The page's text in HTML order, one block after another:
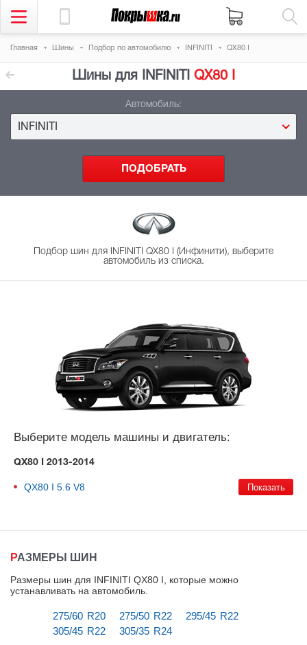
Главная Шины Подбор по автомобилю INFINITI QX80 I
Шины для INFINITI QX80 I
Автомобиль:
INFINITI
Подбор шин для INFINITI QX80 I (Инфинити), выберите
автомобиль из списка.
Выберите модель машины и двигатель:
QX80 I 2013-2014
QX80 I 5.6 V8
РАЗМЕРЫ ШИН
Размеры шин для INFINITI QX80 I, которые можно
устанавливать на автомобиль
275/60 R20 275/50 R22
295/45 R22
305/45 R22
305/35 R24